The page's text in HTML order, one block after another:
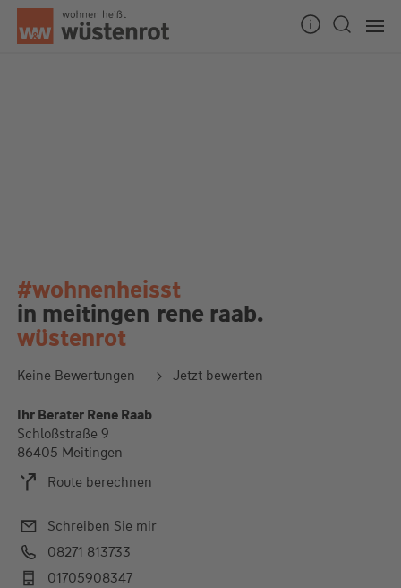
#wohnenheisst
in meitingen rene raab.
wüstenrot
Keine Bewertungen Jetzt bewerten
Ihr Berater Rene Raab
Schloßstraße 9
86405 Meitingen
Route berechnen
Schreiben Sie mir
08271 813733
01705908347